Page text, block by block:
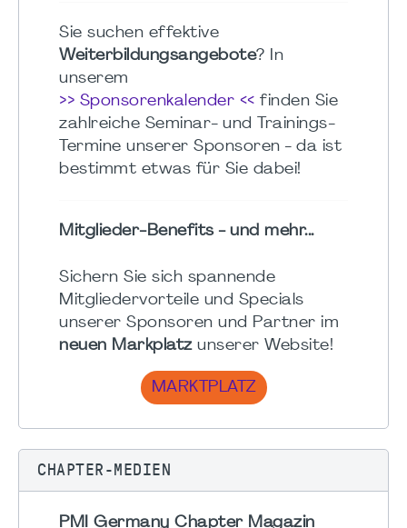
Sie suchen effektive
Weiterbildungsangebote? In
unserem
>> Sponsorenkalender << finden Sie
zahlreiche Seminar- und Trainings-
Termine unserer Sponsoren - da ist
bestimmt etwas für Sie dabei!
Mitglieder-Benefits - und mehr...
Sichern Sie sich spannende
Mitgliedervorteile und Specials
unserer Sponsoren und Partner im
neuen Markplatzunserer Website!
MARKTPLATZ
CHAPTER-MEDIEN
PMI Germany Chapter Magazin